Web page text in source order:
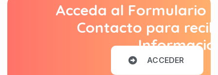
Acceda al Formulario
Contacto para
ACCEDER